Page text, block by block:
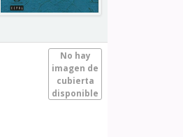
No hay
imagen de
cubierta
disponible